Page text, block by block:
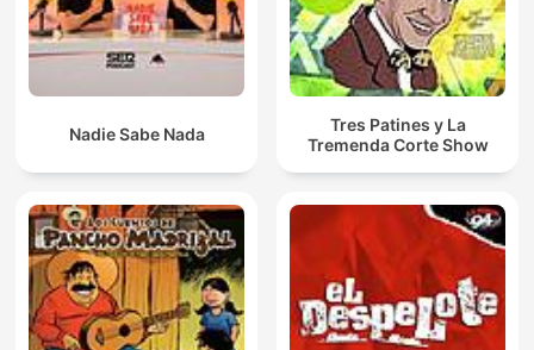
Nadie Sabe Nada
Tres Patines y La
Tremenda Corte Show